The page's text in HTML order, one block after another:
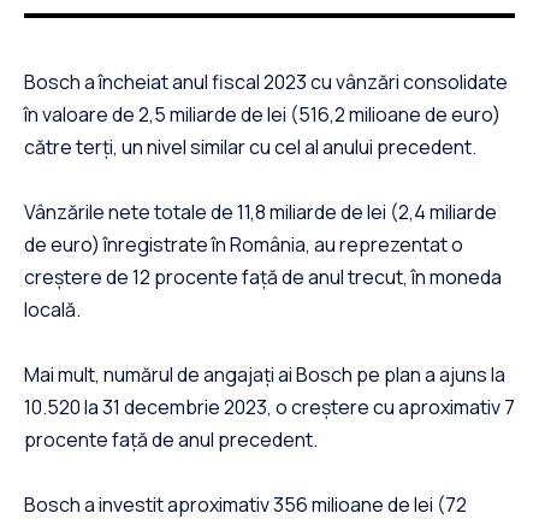
Bosch a încheiat anul fiscal 2023 cu vânzări consolidate
în valoare de 2,5 miliarde de lei (516,2 milioane de euro)
către terți, un nivel similar cu cel al anului precedent.
Vânzările nete totale de 11,8 miliarde de lei (2,4 miliarde
de euro) înregistrate în România, au reprezentat o
creștere de 12 procente față de anul trecut, în moneda
locală.
Mai mult, numărul de angajați ai Bosch pe plan a ajuns la
10.520 la 31 decembrie 2023, o creștere cu aproximativ 7
procente față de anul precedent.
Bosch a investit aproximativ 356 milioane de lei (72